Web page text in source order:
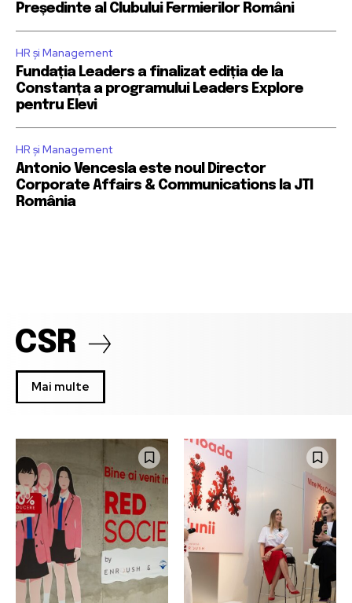
Președinte al Clubului Fermierilor Români
HR și Management
Fundația Leaders a finalizat ediția de la
Constanța a programului Leaders Explore
pentru Elevi
HR și Management
Antonio Vencesla este noul Director
Corporate Affairs & Communications la JTI
România
CSR
Mai multe